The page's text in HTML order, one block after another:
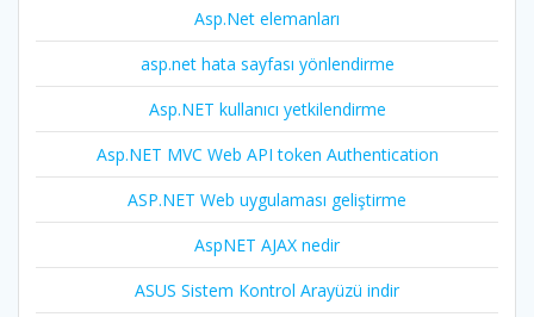
Asp.Net elemanları
asp.net hata sayfası yönlendirme
Asp.NET kullanıcı yetkilendirme
Asp.NET MVC Web API token Authentication
ASP.NET Web uygulaması geliştirme
AspNET AJAX nedir
ASUS Sistem Kontrol Arayüzü indir